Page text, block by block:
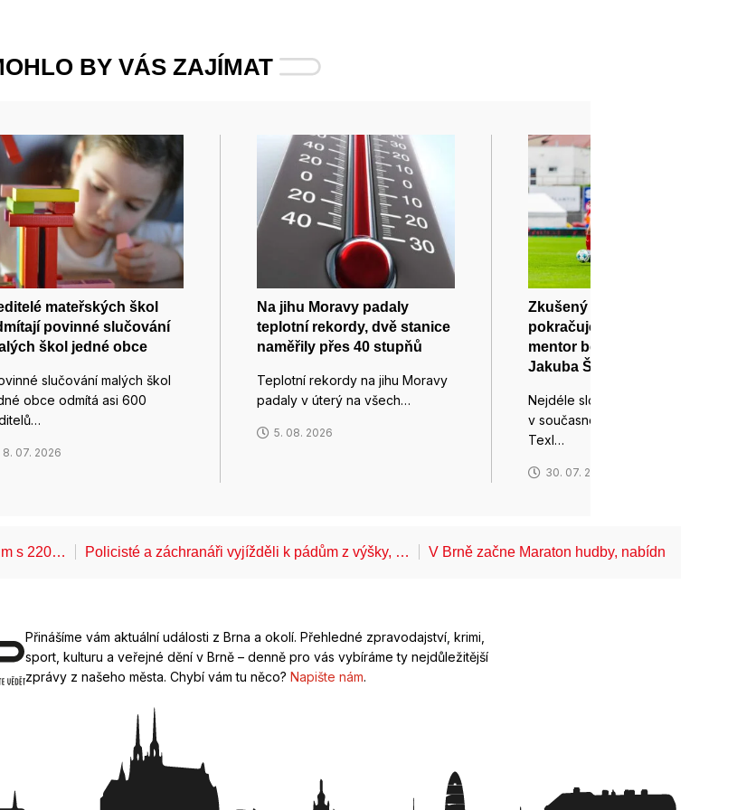
BY VÁS ZAJÍMAT
mateřských škol
povinné slučování
škol jedné obce
slučování malých škol
obce odmítá asi 600
8. 07. 2026
Na jihu Moravy padaly
teplotní rekordy, dvě stanice
naměřily přes 40 stupňů
Teplotní rekordy na jihu Moravy
padaly v úterý na všech…
5. 08. 2026
Zkušený záložník Jiří Texl
pokračuje ve Zbrojovce jako
mentor béčka vedle parťáka
Jakuba Šurala
Nejdéle sloužící hráč Zbrojovky
v současném kádru A-týmu Jiří
Texl…
30. 07. 2026
s 220… Policisté a záchranáři vyjížděli k pádům z výšky, … V Brně začne Maraton hudby, nabídne
Přinášíme vám aktuální události z Brna a okolí. Přehledné zpravodajství, krimi,
sport, kulturu a veřejné dění v Brně – denně pro vás vybíráme ty nejdůležitější
zprávy z našeho města. Chybí vám tu něco? Napište nám.